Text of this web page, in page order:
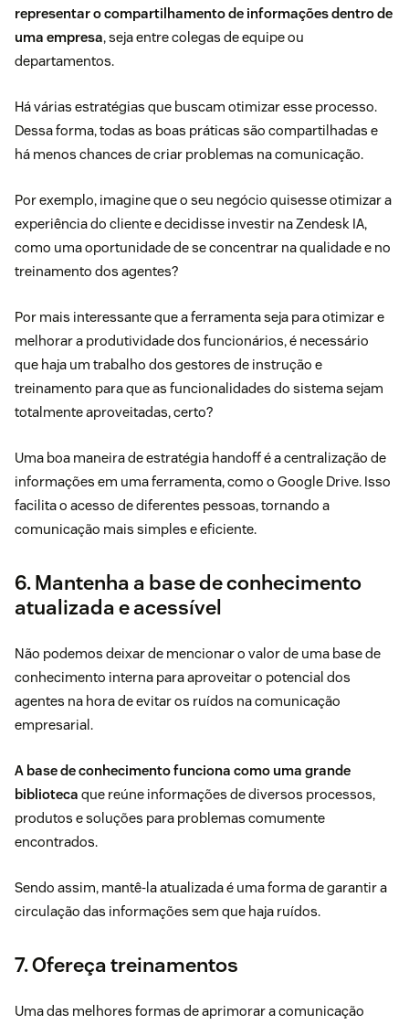
representar o compartilhamento de informações dentro de
uma empresa, seja entre colegas de equipe ou
departamentos.
Há várias estratégias que buscam otimizar esse processo.
Dessa forma, todas as boas práticas são compartilhadas e
há menos chances de criar problemas na comunicação.
Por exemplo, imagine que o seu negócio quisesse otimizar a
experiência do cliente e decidisse investir naZendesk IA,
como uma oportunidade de se concentrar na qualidade e no
treinamento dos agentes?
Por mais interessante que a ferramenta seja para otimizar e
melhorar a produtividade dos funcionários, é necessário
que haja um trabalho dos gestores de instrução e
treinamento para que as funcionalidades do sistema sejam
totalmente aproveitadas, certo?
Uma boa maneira de estratégia handoff é a centralização de
informações em uma ferramenta, como o Google Drive. Isso
facilita o acesso de diferentes pessoas, tornando a
comunicação mais simples e eficiente.
6. Mantenha a base de conhecimento
atualizada e acessível
Não podemos deixar de mencionar o valor de uma base de
conhecimento interna para aproveitar o potencial dos
agentes na hora de evitar os ruídos na comunicação
empresarial.
A base de conhecimento funciona como uma grande
biblioteca que reúne informações de diversos processos,
produtos e soluções para problemas comumente
encontrados.
Sendo assim, mantê-la atualizada é uma forma de garantir a
circulação das informações sem que haja ruídos.
7. Ofereça treinamentos
Uma das melhores formas de aprimorar a comunicação